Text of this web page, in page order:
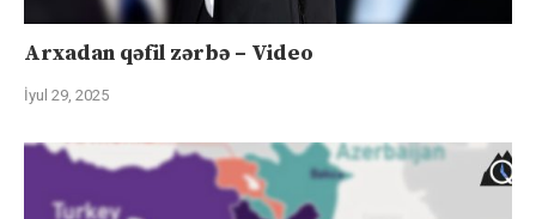
Arxadan qəfil zərbə – Video
İyul 29, 2025